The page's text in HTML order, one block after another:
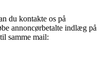
du kontakte os på
annoncørbetalte indlæg på
samme mail: